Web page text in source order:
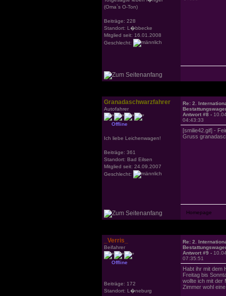
(Oma`s O-Ton)
Beiträge: 228
Standort: L�bbecke
Mitglied seit: 16.01.2008
Geschlecht:
Granadaschwarzfahrer
Autofahrer
Offline
Ich liebe Leichenwagen!
Beiträge: 361
Standort: Bad Eilsen
Mitglied seit: 24.09.2007
Geschlecht:
Re: 2.
Antwort #8 -
04:43:33
[smilie42.gif] -
Gruss
_Verris_
Beifahrer
Offline
Beiträge: 172
Standort: L�neburg
Re: 2.
Antwort #9 -
07:35:51
Habt ihr mit dem
Freitag bis
wollte ich mit der
Zimmer wohl